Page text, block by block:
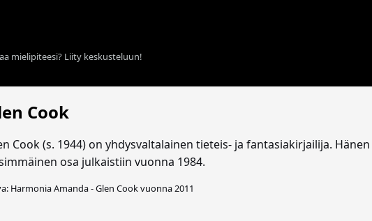
mielipiteesi? Liity keskusteluun!
Cook
Cook (s. 1944) on yhdysvaltalainen tieteis- ja fantasiakirjailija. Hänen
osa julkaistiin vuonna 1984.
Harmonia Amanda - Glen Cook vuonna 2011